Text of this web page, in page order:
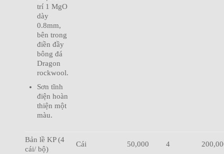
trí 1 MgO
dày
0.8mm,
bên trong
điền đầy
bông đá
Dragon
rockwool.
Sơn tĩnh
điện hoàn
thiện một
màu.
Bản lề KP (4
cái/ bộ)
Cái 50,000 4